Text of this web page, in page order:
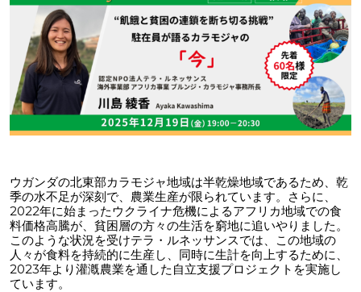
ウガンダの北東部カラモジャ地域は半乾燥地域であるため、乾
季の水不足が深刻で、農業生産が限られています。さらに、
2022年に始まったウクライナ危機によるアフリカ地域での食
料価格高騰が、貧困層の方々の生活を窮地に追いやりました。
このような状況を受けテラ・ルネッサンスでは、この地域の
人々が食料を持続的に生産し、同時に生計を向上するために、
2023年より灌漑農業を通した自立支援プロジェクトを実施し
ています。